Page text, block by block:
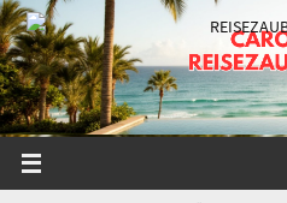
Zum
Inhalt
springen